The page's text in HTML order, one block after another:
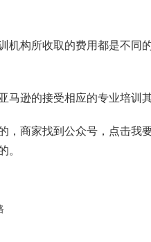
构所收取的费用都是不
逊的接受相应的专业培训
，商家找到公众号，点击我